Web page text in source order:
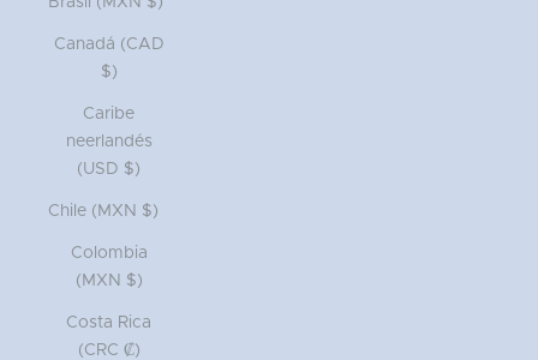
Canadá (CAD
$)
Caribe
neerlandés
(USD $)
Chile (MXN $)
Colombia
(MXN $)
Costa Rica
(CRC ₡)